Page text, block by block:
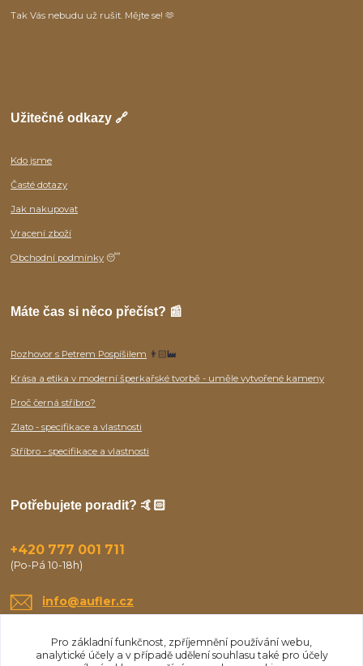
Tak Vás nebudu už rušit. Mějte se! 🫶
Užitečné odkazy 🔗
Kdo jsme
Časté dotazy
Jak nakupovat
Vracení zboží
Obchodní podmínky 😴
Máte čas si něco přečíst? 📰
Rozhovor s Petrem Pospíšilem 👨🏻‍🏭
Krása a etika v moderní šperkařské tvorbě - uměle vytvořené kameny
Proč černá stříbro?
Zlato - specifikace a vlastnosti
Stříbro - specifikace a vlastnosti
Potřebujete poradit? 🤙🏻
+420 777 001 711
(Po-Pá 10-18h)
info@aufler.cz
Pro základní funkčnost, zpříjemnění používání webu,
analytické účely a v případě udělení souhlasu také pro účely